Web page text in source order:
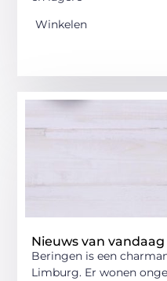
Winkelen
Nieuws van
Beringen is een
Limburg. Er wonen